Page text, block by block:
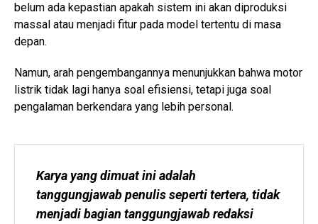
belum ada kepastian apakah sistem ini akan diproduksi
massal atau menjadi fitur pada model tertentu di masa
depan.
Namun, arah pengembangannya menunjukkan bahwa motor
listrik tidak lagi hanya soal efisiensi, tetapi juga soal
pengalaman berkendara yang lebih personal.
Karya yang dimuat ini adalah
tanggungjawab penulis seperti tertera, tidak